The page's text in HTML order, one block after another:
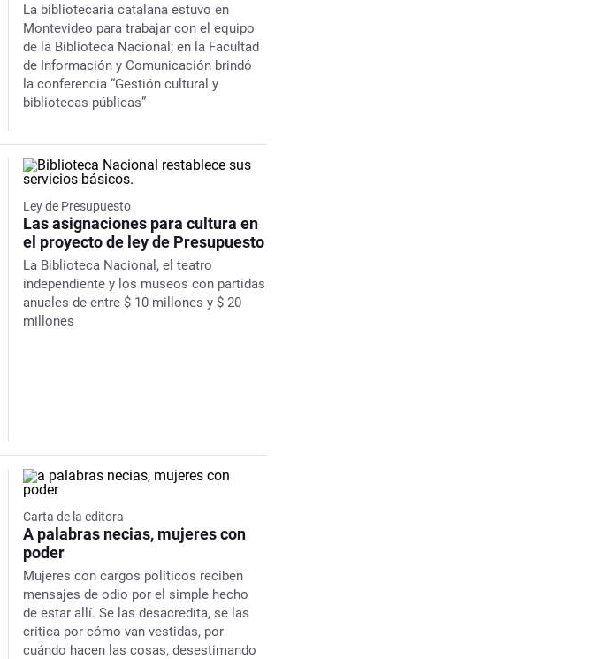
La bibliotecaria catalana estuvo en
Montevideo para trabajar con el equipo
de la Biblioteca Nacional; en la Facultad
de Información y Comunicación brindó
la conferencia “Gestión cultural y
bibliotecas públicas”
Ley de Presupuesto
Las asignaciones para cultura en
el proyecto de ley de Presupuesto
La Biblioteca Nacional, el teatro
independiente y los museos con partidas
anuales de entre $ 10 millones y $ 20
millones
Carta de la editora
A palabras necias, mujeres con
poder
Mujeres con cargos políticos reciben
mensajes de odio por el simple hecho
de estar allí. Se las desacredita, se las
critica por cómo van vestidas, por
cuándo hacen las cosas, desestimando